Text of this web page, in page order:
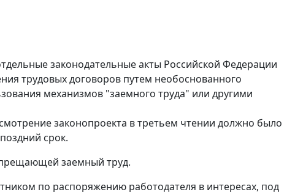
законодательные акты Российской Федерации
трудовых договоров путем необоснованного
механизмов "заемного труда" или другими
законопроекта в третьем чтении должно было
срок.
заемный труд.
по распоряжению работодателя в интересах, под